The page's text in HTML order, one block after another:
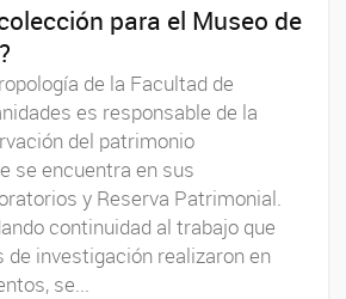
para el Museo de
de la Facultad de
es responsable de la
del patrimonio
se encuentra en sus
y Reserva Patrimonial.
continuidad al trabajo que
de investigación realizaron en
se...